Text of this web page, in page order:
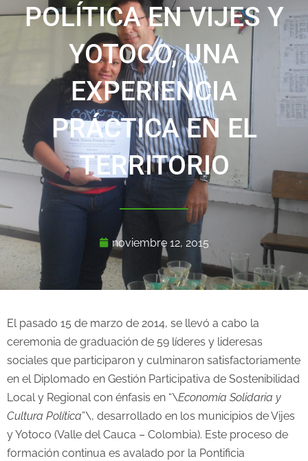
POLÍTICA EN VIJES Y
YOTOCO, UNA
EXPERIENCIA
PRÁCTICA EN EL
TERRITORIO
noviembre 12, 2015
El pasado 15 de marzo de 2014, se llevó a cabo la
ceremonia de graduación de 59 líderes y lideresas
sociales que participaron y culminaron satisfactoriamente
en el Diplomado en Gestión Participativa de Sostenibilidad
Local y Regional con énfasis en “\Economía Solidaria y
Cultura Política”\, desarrollado en los municipios de Vijes
y Yotoco (Valle del Cauca – Colombia). Este proceso de
formación continua es avalado por la Pontificia